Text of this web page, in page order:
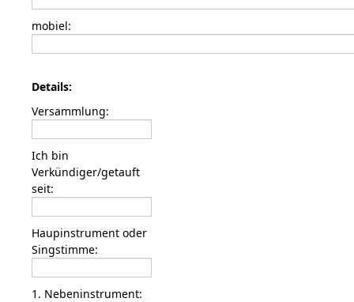
mobiel:
Details:
Versammlung:
Ich bin
Verkündiger/getauft
seit:
Haupinstrument oder
Singstimme:
1. Nebeninstrument: